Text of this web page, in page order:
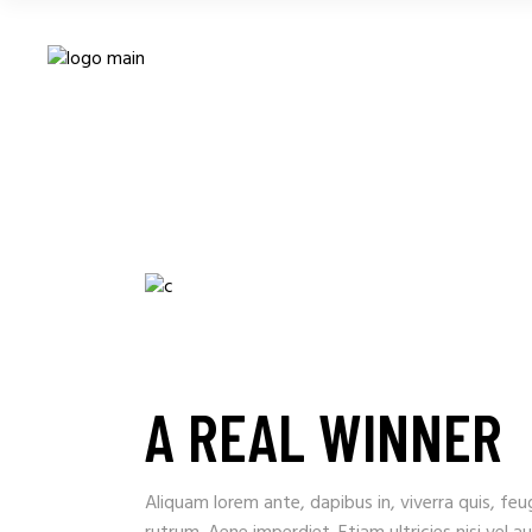
A REAL WINNER
Aliquam lorem ante, dapibus in, viverra quis,